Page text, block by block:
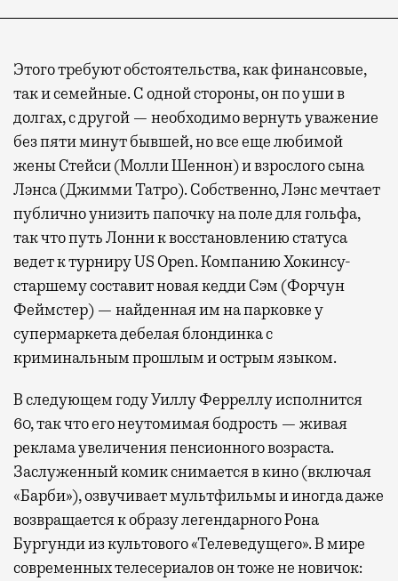
Этого требуют обстоятельства, как финансовые,
так и семейные. С одной стороны, он по уши в
долгах, с другой — необходимо вернуть уважение
без пяти минут бывшей, но все еще любимой
жены Стейси (Молли Шеннон) и взрослого сына
Лэнса (Джимми Татро). Собственно, Лэнс мечтает
публично унизить папочку на поле для гольфа,
так что путь Лонни к восстановлению статуса
ведет к турниру US Open. Компанию Хокинсу-
старшему составит новая кедди Сэм (Форчун
Феймстер) — найденная им на парковке у
супермаркета дебелая блондинка с
криминальным прошлым и острым языком.
В следующем году Уиллу Ферреллу исполнится
60, так что его неутомимая бодрость — живая
реклама увеличения пенсионного возраста.
Заслуженный комик снимается в кино (включая
«Барби»), озвучивает мультфильмы и иногда даже
возвращается к образу легендарного Рона
Бургунди из культового «Телеведущего». В мире
современных телесериалов он тоже не новичок: